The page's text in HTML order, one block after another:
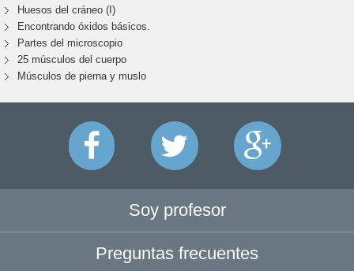
Huesos del cráneo (I)
Encontrando óxidos básicos.
Partes del microscopio
25 músculos del cuerpo
Músculos de pierna y muslo
Soy profesor
Preguntas frecuentes